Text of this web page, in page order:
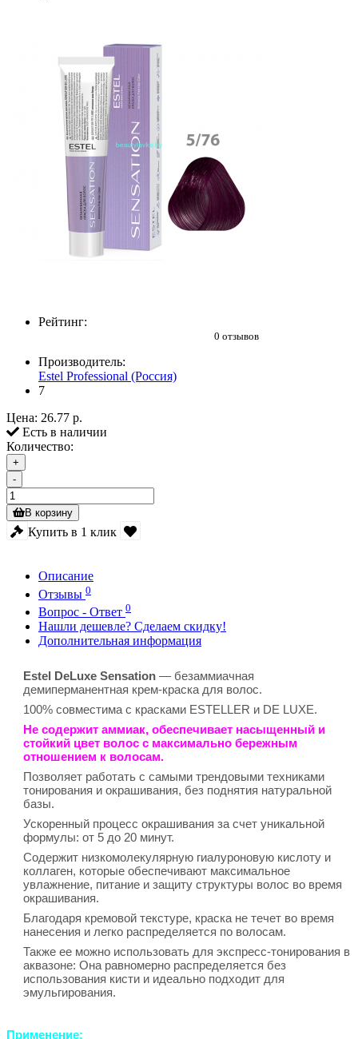
Рейтинг:
0 отзывов
Производитель:
Estel Professional (Россия)
7
Цена: 26.77 р.
Есть в наличии
Количество:
+
-
В корзину
Купить в 1 клик
Описание
Отзывы 0
Вопрос - Ответ 0
Нашли дешевле? Сделаем скидку!
Дополнительная информация
Estel DeLuxe Sensation — безаммиачная
демиперманентная крем-краска для волос.
100% совместима с красками ESTELLER и DE LUXE.
Не содержит аммиак, обеспечивает насыщенный и
стойкий цвет волос с максимально бережным
отношением к волосам.
Позволяет работать с самыми трендовыми техниками
тонирования и окрашивания, без поднятия натуральной
базы.
Ускоренный процесс окрашивания за счет уникальной
формулы: от 5 до 20 минут.
Содержит низкомолекулярную гиалуроновую кислоту и
коллаген, которые обеспечивают максимальное
увлажнение, питание и защиту структуры волос во время
окрашивания.
Благодаря кремовой текстуре, краска не течет во время
нанесения и легко распределяется по волосам.
Также ее можно использовать для экспресс-тонирования в
аквазоне: Она равномерно распределяется без
использования кисти и идеально подходит для
эмульгирования.
Применение: